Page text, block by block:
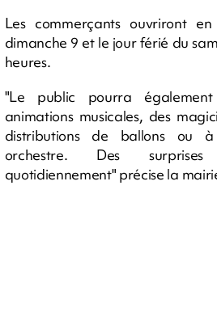
Les commerçants ouvriront
dimanche 9 et le jour férié du
heures.
"Le public pourra également
animations musicales, des
distributions de ballons ou
orchestre. Des
quotidiennement" précise la